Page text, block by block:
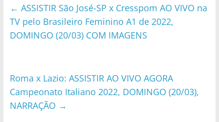
← ASSISTIR São José-SP x Cresspom AO VIVO na
TV pelo Brasileiro Feminino A1 de 2022,
DOMINGO (20/03) COM IMAGENS
Roma x Lazio: ASSISTIR AO VIVO AGORA
Campeonato Italiano 2022, DOMINGO (20/03),
NARRAÇÃO →